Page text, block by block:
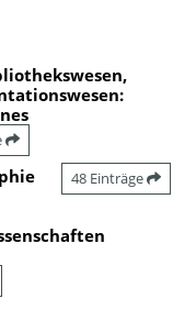
48 Einträge